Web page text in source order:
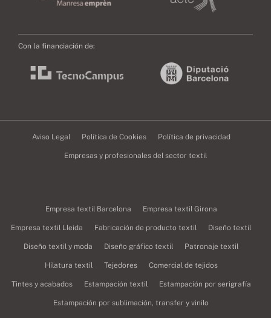
Con la financiación de:
Aviso Legal Política de Cookies Política de privacidad
Empresas y profesionales del sector textil
Empresa textil Barcelona Empresa textil Girona
Empresa textil Lleida Fabricación de producto textil Diseño textil
Diseño textil y moda Diseño gráfico textil Patronaje textil
Hilatura textil Tejedores Comercial de tejidos
Tintes y acabados Estampación textil Estampación por serigrafía
Estampación por sublimación, transfer y vinilo